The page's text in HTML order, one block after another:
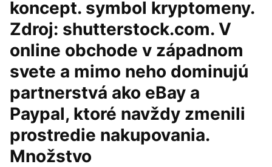
koncept. symbol kryptomeny.
Zdroj: shutterstock.com. V
online obchode v západnom
svete a mimo neho dominujú
partnerstvá ako eBay a
Paypal, ktoré navždy zmenili
prostredie nakupovania.
Množstvo